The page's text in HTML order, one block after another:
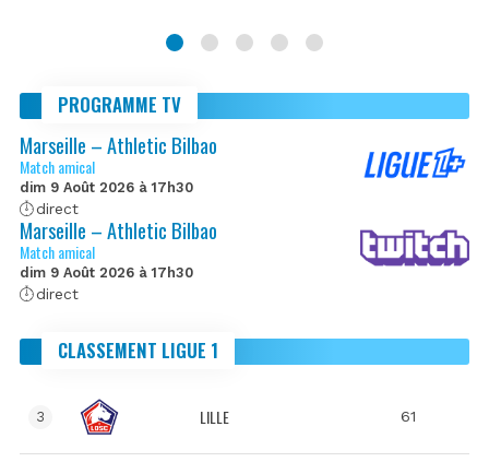
PROGRAMME TV
Marseille – Athletic Bilbao
Match amical
dim 9 Août 2026 à 17h30
direct
Marseille – Athletic Bilbao
Match amical
dim 9 Août 2026 à 17h30
direct
CLASSEMENT LIGUE 1
3 LILLE 61